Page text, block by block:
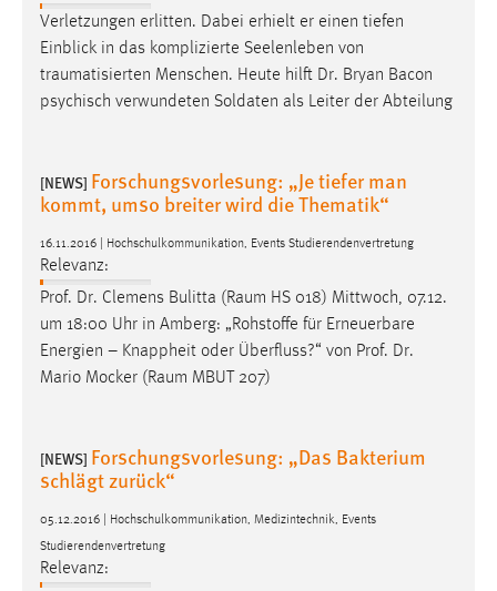
Verletzungen erlitten. Dabei erhielt er einen tiefen
Einblick in das komplizierte Seelenleben von
traumatisierten Menschen. Heute hilft Dr. Bryan Bacon
psychisch verwundeten Soldaten als Leiter der Abteilung
[NEWS] Forschungsvorlesung: „Je tiefer man
kommt, umso breiter wird die Thematik“
16.11.2016 | Hochschulkommunikation, Events Studierendenvertretung
Relevanz:
Prof. Dr. Clemens Bulitta (Raum HS 018) Mittwoch, 07.12.
um 18:00 Uhr in Amberg: „Rohstoffe für Erneuerbare
Energien – Knappheit oder Überfluss?“ von Prof. Dr.
Mario Mocker (Raum MBUT 207)
[NEWS] Forschungsvorlesung: „Das Bakterium
schlägt zurück“
05.12.2016 | Hochschulkommunikation, Medizintechnik, Events
Studierendenvertretung
Relevanz: